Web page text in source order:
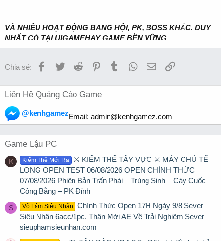
VÀ NHIỀU HOẠT ĐỘNG BANG HỘI, PK, BOSS KHÁC. DUY
NHẤT CÓ TẠI UIGAMEHAY GAME BỀN VỮNG
Chia sẻ: Facebook
TwitterReddit PinterestTumblrWhatsApp
EmailLink
Liên Hệ Quảng Cáo Game
@kenhgamezEmail: admin@kenhgamez.com
Game Lậu PC
K Kiếm Thế Mới Ra
⚔️ KIẾM THẾ TÂY VỰC ⚔️ MÁY CHỦ TẾ
LONG OPEN TEST 06/08/2026 OPEN CHÍNH THỨC
07/08/2026 Phiên Bản Trấn Phái – Trùng Sinh – Cày Cuốc
Công Bằng – PK Đỉnh
S Võ Lâm Siêu Nhân
Chính Thức Open 17H Ngày 9/8 Sever
Siêu Nhân 6acc/1pc. Thân Mời AE Về Trải Nghiệm Sever
sieuphamsieunhan.com